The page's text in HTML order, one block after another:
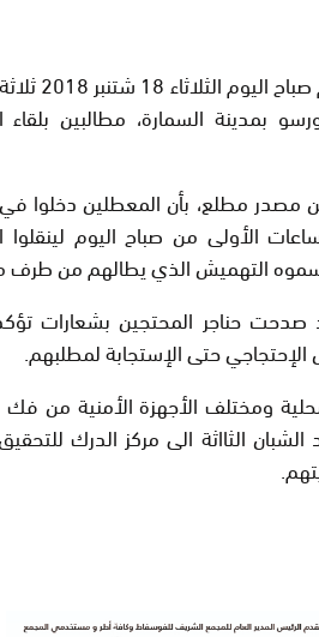
في سابقة من
بمدينة السمارة، مطالبين
مصدر مطلع، بأن المعطلين دخلوا
الأولى من صباح اليوم
أسموه التهميش الذي يطالهم من
حناجر المحتجين بشعارات
حتى الإستجابة لمطلبهم.
ومختلف الأجهزة الأمنية من فك
الثااثة الى مركز الدرك